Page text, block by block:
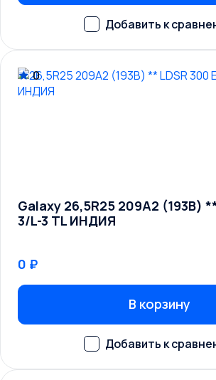
0
Galaxy 26,5R25 209A2 (193B)
3/L-3 TL ИНДИЯ
0 ₽
В корзину